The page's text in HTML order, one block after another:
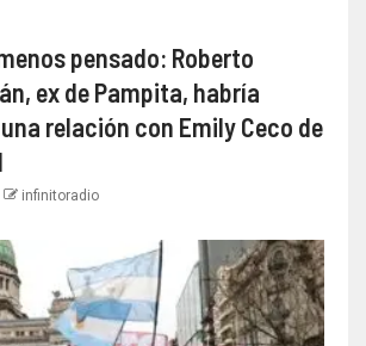
pensado: Roberto
ex de Pampita, habría
relación con Emily Ceco de
infinitoradio